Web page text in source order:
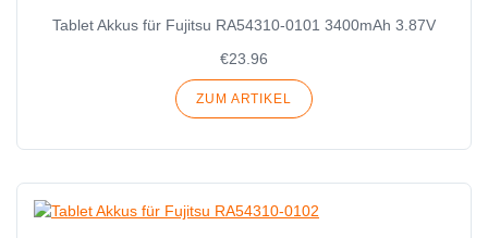
Tablet Akkus für Fujitsu RA54310-0101 3400mAh 3.87V
€23.96
ZUM ARTIKEL